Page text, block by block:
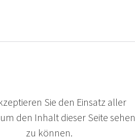
Sie den Einsatz aller
den Inhalt dieser Seite sehen
zu können.